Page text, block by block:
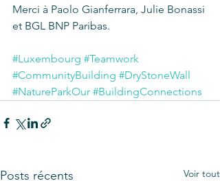
Merci à Paolo Gianferrara, Julie Bonassi
et BGL BNP Paribas.
#Luxembourg #Teamwork
#CommunityBuilding #DryStoneWall
#NatureParkOur #BuildingConnections
Posts récents Voir tout